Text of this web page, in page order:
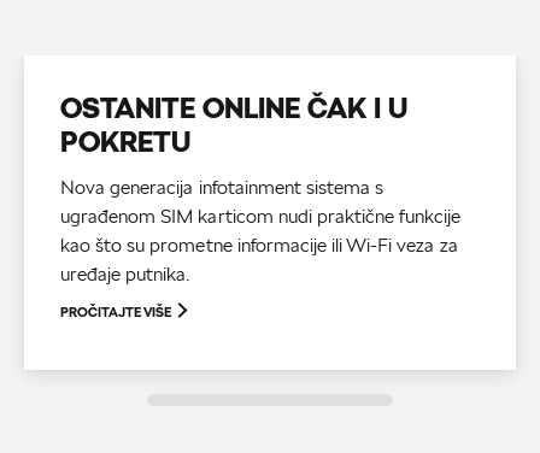
OSTANITE ONLINE ČAK I U
POKRETU
Nova generacija infotainment sistema s
ugrađenom SIM karticom nudi praktične funkcije
kao što su prometne informacije ili Wi-Fi veza za
uređaje putnika.
PROČITAJTE VIŠE